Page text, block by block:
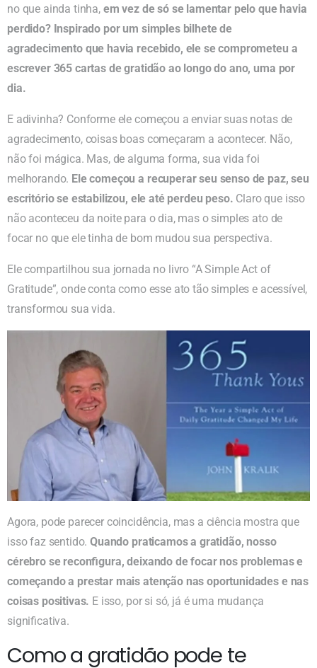
no que ainda tinha, em vez de só se lamentar pelo que havia
perdido? Inspirado por um simples bilhete de
agradecimento que havia recebido, ele se comprometeu a
escrever 365 cartas de gratidão ao longo do ano, uma por
dia.
E adivinha? Conforme ele começou a enviar suas notas de
agradecimento, coisas boas começaram a acontecer. Não,
não foi mágica. Mas, de alguma forma, sua vida foi
melhorando. Ele começou a recuperar seu senso de paz, seu
escritório se estabilizou, ele até perdeu peso. Claro que isso
não aconteceu da noite para o dia, mas o simples ato de
focar no que ele tinha de bom mudou sua perspectiva.
Ele compartilhou sua jornada no livro “A Simple Act of
Gratitude”, onde conta como esse ato tão simples e acessível,
transformou sua vida.
Agora, pode parecer coincidência, mas a ciência mostra que
isso faz sentido.Quando praticamos a gratidão, nosso
cérebro se reconfigura, deixando de focar nos problemas e
começando a prestar mais atenção nas oportunidades e nas
coisas positivas. E isso, por si só, já é uma mudança
significativa.
Como a gratidão pode te